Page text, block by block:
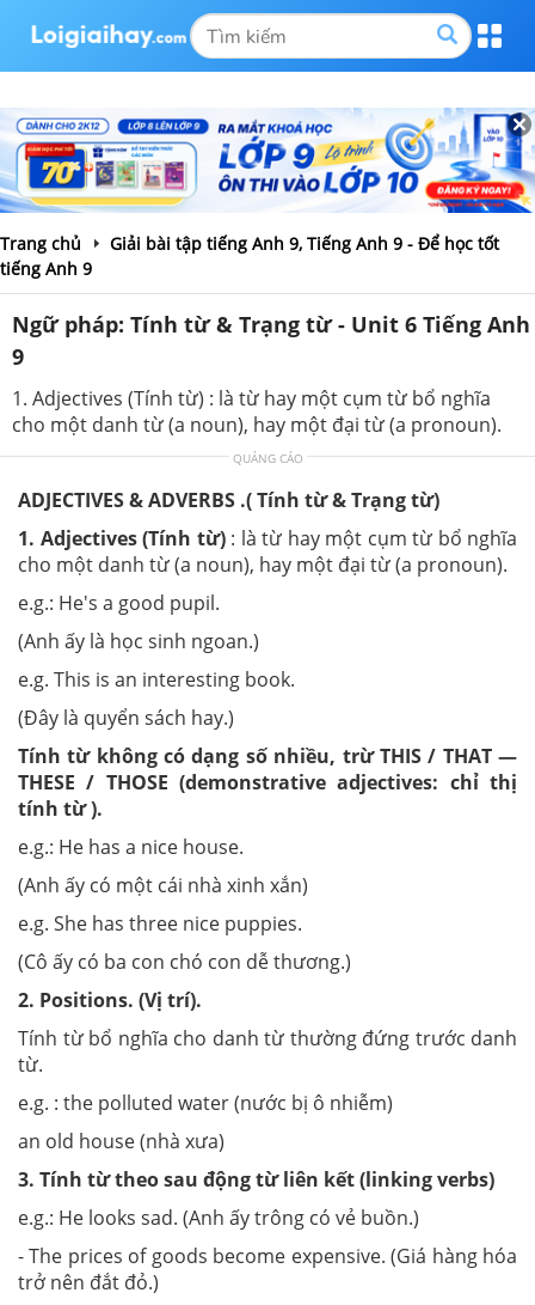
Trang chủ
Giải bài tập tiếng Anh 9, Tiếng Anh 9 - Để học tốt
tiếng Anh 9
Ngữ pháp: Tính từ & Trạng từ - Unit 6 Tiếng Anh
9
1. Adjectives (Tính từ) : là từ hay một cụm từ bổ nghĩa
cho một danh từ (a noun), hay một đại từ (a pronoun).
QUẢNG CÁO
ADJECTIVES & ADVERBS .( Tính từ & Trạng từ)
1. Adjectives (Tính từ): là từ hay một cụm từ bổ nghĩa
cho một danh từ (a noun), hay một đại từ (a pronoun).
e.g.: He's a good pupil.
(Anh ấy là học sinh ngoan.)
e.g. This is an interesting book.
(Đây là quyển sách hay.)
Tính từ không có dạng số nhiều, trừ THIS / THAT —
THESE / THOSE (demonstrative adjectives: chỉ thị
tính từ ).
e.g.: He has a nice house.
(Anh ấy có một cái nhà xinh xắn)
e.g. She has three nice puppies.
(Cô ấy có ba con chó con dễ thương.)
2. Positions. (Vị trí).
Tính từ bổ nghĩa cho danh từ thường đứng trước danh
từ.
e.g. : the polluted water (nước bị ô nhiễm)
an old house (nhà xưa)
3. Tính từ theo sau động từ liên kết (linking verbs)
e.g.: He looks sad. (Anh ấy trông có vẻ buồn.)
- The prices of goods become expensive. (Giá hàng hóa
trở nên đắt đỏ.)